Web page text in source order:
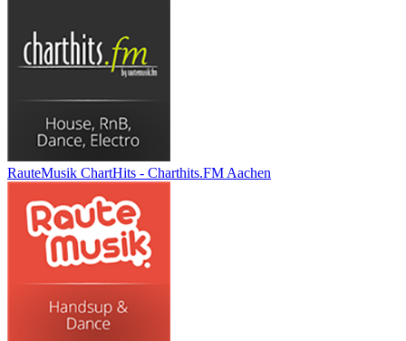
RauteMusik ChartHits - Charthits.FM Aachen